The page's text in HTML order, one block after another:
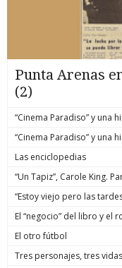
Punta Arenas
(2)
“Cinema Paradiso” y una
“Cinema Paradiso” y una
Las enciclopedias
“Un Tapiz”, Carole King.
“Estoy viejo pero las
El “negocio” del libro y el
El otro fútbol
Tres personajes, tres